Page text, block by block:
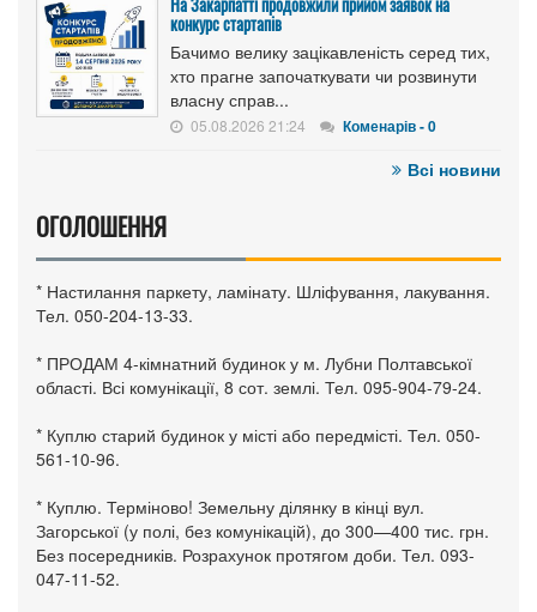
конкурс стартапів
Бачимо велику зацікавленість серед тих,
хто прагне започаткувати чи розвинути
власну справ...
05.08.2026 21:24 Коменарів - 0
Всі новини
ОГОЛОШЕННЯ
* Настилання паркету, ламінату. Шліфування, лакування.
Тел. 050-204-13-33.
* ПРОДАМ 4-кімнатний будинок у м. Лубни Полтавської
області. Всі комунікації, 8 сот. землі. Тел. 095-904-79-24.
* Куплю старий будинок у місті або передмісті. Тел. 050-
561-10-96.
* Куплю. Терміново! Земельну ділянку в кінці вул.
Загорської (у полі, без комунікацій), до 300—400 тис. грн.
Без посередників. Розрахунок протягом доби. Тел. 093-
047-11-52.